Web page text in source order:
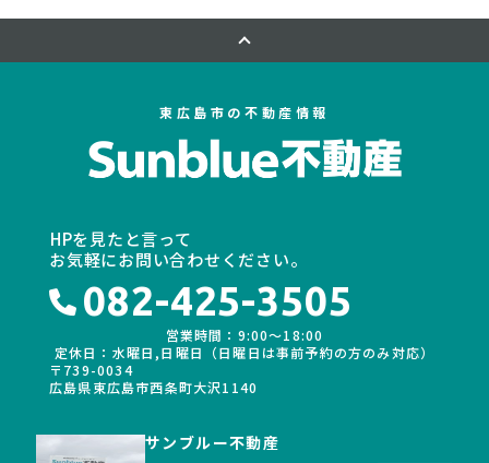
東広島市の不動産情報
HPを見たと言って
お気軽にお問い合わせください。
082-425-3505
営業時間：9:00〜18:00
定休日：水曜日,日曜日（日曜日は事前予約の方のみ対応）
〒739-0034
広島県東広島市西条町大沢1140
サンブルー不動産